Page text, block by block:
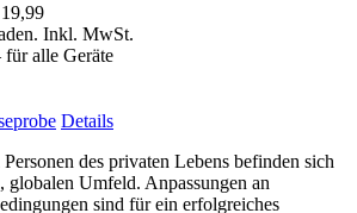
Inkl. MwSt.
für alle Geräte
Details
des privaten Lebens befinden sich
globalen Umfeld. Anpassungen an
sind für ein erfolgreiches